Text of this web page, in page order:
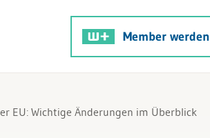
Member werden
EU: Wichtige Änderungen im Überblick